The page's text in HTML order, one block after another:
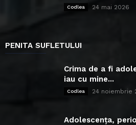
Codlea 24 mai 2026
PENITA SUFLETULUI
Crima de a fi
iau cu mine...
Codlea 24 noiembrie
Adolescența,